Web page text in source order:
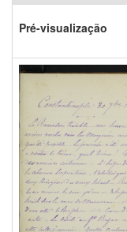
Pré-visualização